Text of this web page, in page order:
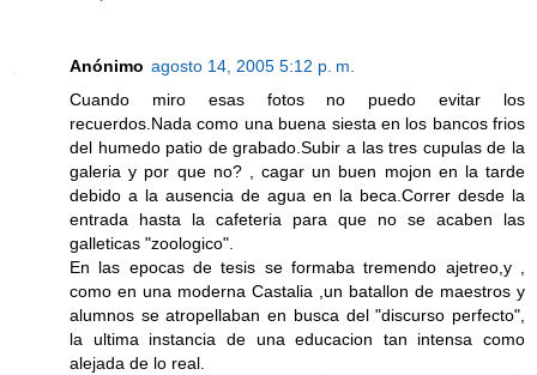
Anónimo agosto 14, 2005 5:12 p. m.
Cuando miro esas fotos no puedo evitar los
recuerdos.Nada como una buena siesta en los bancos frios
del humedo patio de grabado.Subir a las tres cupulas de la
galeria y por que no? , cagar un buen mojon en la tarde
debido a la ausencia de agua en la beca.Correr desde la
entrada hasta la cafeteria para que no se acaben las
galleticas "zoologico".
En las epocas de tesis se formaba tremendo ajetreo,y ,
como en una moderna Castalia ,un batallon de maestros y
alumnos se atropellaban en busca del "discurso perfecto",
la ultima instancia de una educacion tan intensa como
alejada de lo real.